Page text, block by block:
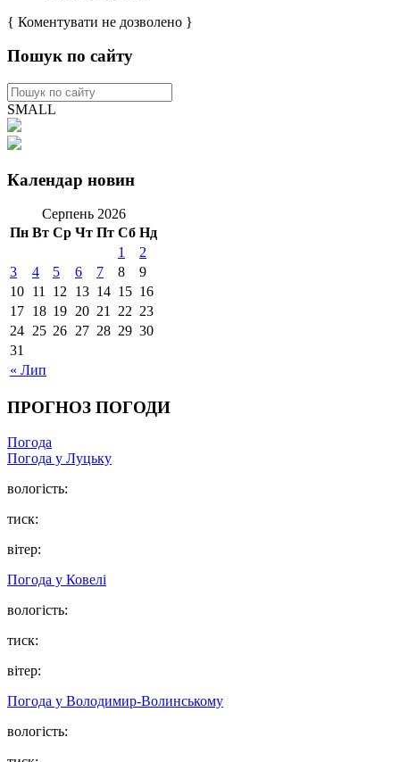
{ Коментувати не дозволено }
Пошук по сайту
SMALL
Календар новин
Серпень 2026
Пн Вт Ср Чт Пт Сб Нд
« Лип
1
2
3
4 5 6 7 8
9
10 11 12 13 14 15 16
17 18 19 20 21 22 23
24 25 26 27 28 29 30
31
ПРОГНОЗ ПОГОДИ
Погода
Погода у Луцьку
вологість:
тиск:
вітер:
Погода у Ковелі
вологість:
тиск:
вітер:
Погода у Володимир-Волинському
вологість: